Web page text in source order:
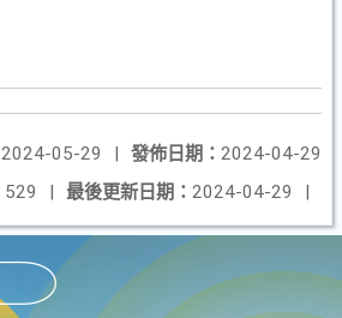
發佈日期： 2024-04-29
2024-05-29
|
最後更新日期： 2024-04-29 |
529 |